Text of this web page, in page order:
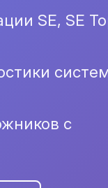
SE, SE
с